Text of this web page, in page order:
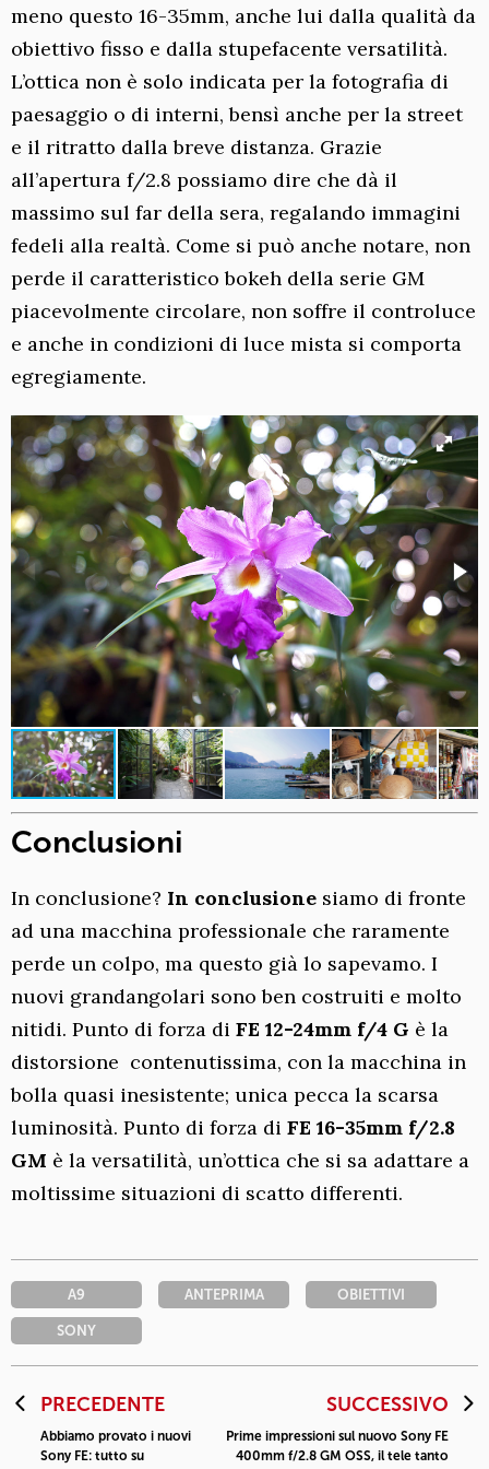
meno questo 16-35mm, anche lui dalla qualità da
obiettivo fisso e dalla stupefacente versatilità.
L’ottica non è solo indicata per la fotografia di
paesaggio o di interni, bensì anche per la street
e il ritratto dalla breve distanza. Grazie
all’apertura f/2.8 possiamo dire che dà il
massimo sul far della sera, regalando immagini
fedeli alla realtà. Come si può anche notare, non
perde il caratteristico bokeh della serie GM
piacevolmente circolare, non soffre il controluce
e anche in condizioni di luce mista si comporta
egregiamente.
Conclusioni
In conclusione? In conclusione siamo di fronte
ad una macchina professionale che raramente
perde un colpo, ma questo già lo sapevamo. I
nuovi grandangolari sono ben costruiti e molto
nitidi. Punto di forza di FE 12-24mm f/4 G è la
distorsione contenutissima, con la macchina in
bolla quasi inesistente; unica pecca la scarsa
luminosità. Punto di forza di FE 16-35mm f/2.8
GM è la versatilità, un’ottica che si sa adattare a
moltissime situazioni di scatto differenti.
A9 ANTEPRIMA OBIETTIVI
SONY
PRECEDENTE
Abbiamo provato i nuovi
Sony FE: tutto su
SUCCESSIVO
Prime impressioni sul nuovo Sony FE
400mm f/2.8 GM OSS, il tele tanto